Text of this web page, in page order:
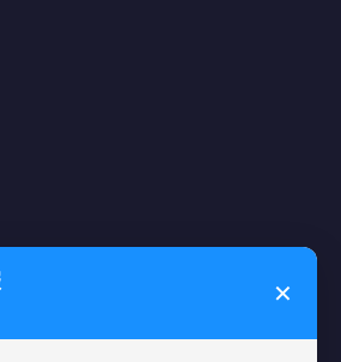
✕